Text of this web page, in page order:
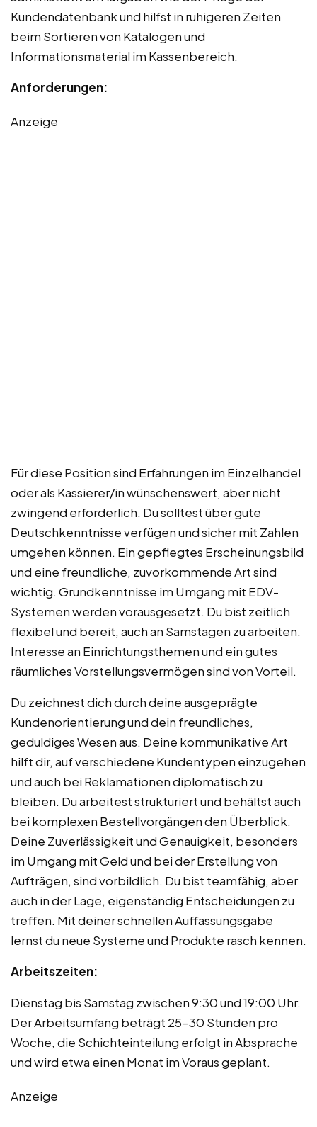
Kundendatenbank und hilfst in ruhigeren Zeiten
beim Sortieren von Katalogen und
Informationsmaterial im Kassenbereich.
Anforderungen:
Anzeige
Für diese Position sind Erfahrungen im Einzelhandel
oder als Kassierer/in wünschenswert, aber nicht
zwingend erforderlich. Du solltest über gute
Deutschkenntnisse verfügen und sicher mit Zahlen
umgehen können. Ein gepflegtes Erscheinungsbild
und eine freundliche, zuvorkommende Art sind
wichtig. Grundkenntnisse im Umgang mit EDV-
Systemen werden vorausgesetzt. Du bist zeitlich
flexibel und bereit, auch an Samstagen zu arbeiten.
Interesse an Einrichtungsthemen und ein gutes
räumliches Vorstellungsvermögen sind von Vorteil.
Du zeichnest dich durch deine ausgeprägte
Kundenorientierung und dein freundliches,
geduldiges Wesen aus. Deine kommunikative Art
hilft dir, auf verschiedene Kundentypen einzugehen
und auch bei Reklamationen diplomatisch zu
bleiben. Du arbeitest strukturiert und behältst auch
bei komplexen Bestellvorgängen den Überblick.
Deine Zuverlässigkeit und Genauigkeit, besonders
im Umgang mit Geld und bei der Erstellung von
Aufträgen, sind vorbildlich. Du bist teamfähig, aber
auch in der Lage, eigenständig Entscheidungen zu
treffen. Mit deiner schnellen Auffassungsgabe
lernst du neue Systeme und Produkte rasch kennen.
Arbeitszeiten:
Dienstag bis Samstag zwischen 9:30 und 19:00 Uhr.
Der Arbeitsumfang beträgt 25-30 Stunden pro
Woche, die Schichteinteilung erfolgt in Absprache
und wird etwa einen Monat im Voraus geplant.
Anzeige